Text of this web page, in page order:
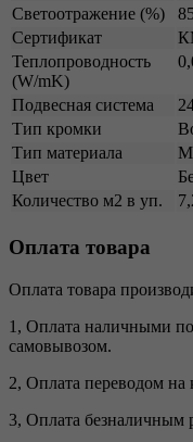
Светоотражение (%)
Сертификат
Теплопроводность
(W/mK)
Подвесная система
Тип кромки
Тип материала
Цвет
Количество м2 в уп.
Оплата товара
Оплата товара
1, Оплата наличными
самовывозом.
2, Оплата переводом
3, Оплата безналичным